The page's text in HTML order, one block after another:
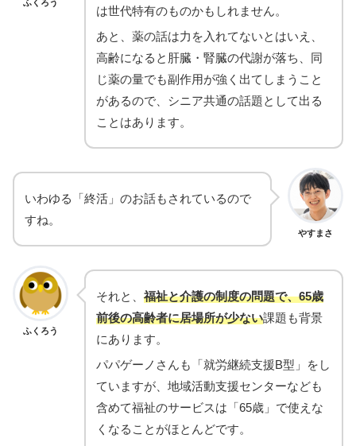
ふくろう
は世代特有のものかもしれません。
あと、薬の話は⼒を⼊れてないとはいえ、
高齢になると肝臓・腎臓の代謝が落ち、同
じ薬の量でも副作用が強く出てしまうこと
があるので、シニア共通の話題として出る
ことはあります。
やすまさ
いわゆる「終活」のお話もされているので
すね。
ふくろう
それと、 福祉と介護の制度の問題で、65歳
前後の高齢者に居場所が少ない課題も背景
にあります。
パパゲーノさんも「就労継続支援B型」をし
ていますが、地域活動支援センターなども
含めて福祉のサービスは「65歳」で使えな
くなることがほとんどです。